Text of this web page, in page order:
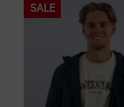
SALE